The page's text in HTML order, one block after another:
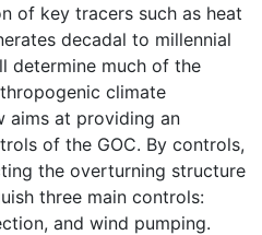
of key tracers such as heat
decadal to millennial
determine much of the
climate
aims at providing an
of the GOC. By controls,
the overturning structure
three main controls:
and wind pumping.